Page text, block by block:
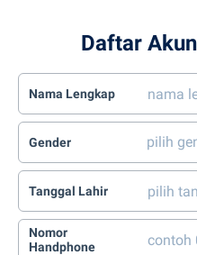
Daftar
Nama Lengkap
Gender
Tanggal Lahir
Nomor
Handphone